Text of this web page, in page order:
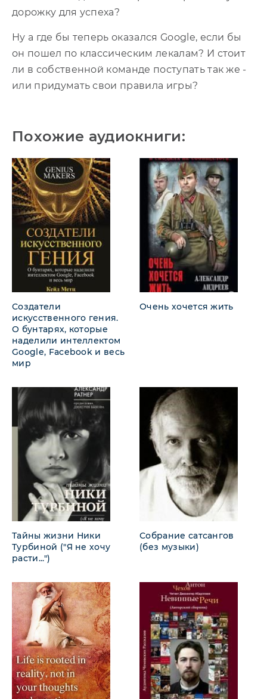
22
25
26
27
28
29
30
31
32
33
34
35
дорожку для успеха?
Ну а где бы теперь оказался Google, если бы
он пошел по классическим лекалам? И стоит
ли в собственной команде поступать так же -
или придумать свои правила игры?
Похожие аудиокниги:
Создатели
искусственного гения.
О бунтарях, которые
наделили интеллектом
Google, Facebook и весь
мир
Очень хочется жить
Тайны жизни Ники
Турбиной ("Я не хочу
расти...")
Собрание сатсангов
(без музыки)